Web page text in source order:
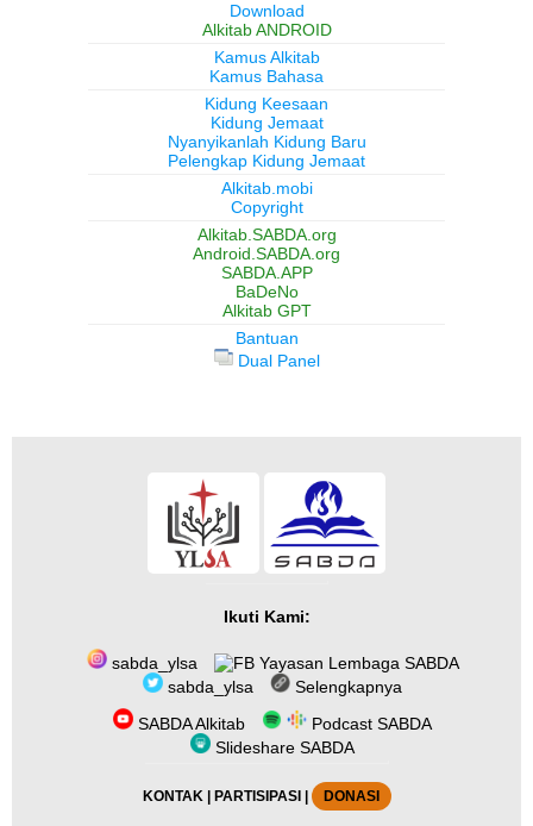
Download
Alkitab ANDROID
Kamus Alkitab
Kamus Bahasa
Kidung Keesaan
Kidung Jemaat
Nyanyikanlah Kidung Baru
Pelengkap Kidung Jemaat
Alkitab.mobi
Copyright
Alkitab.SABDA.org
Android.SABDA.org
SABDA.APP
BaDeNo
Alkitab GPT
Bantuan
Dual Panel
Ikuti Kami:
sabda_ylsa
Yayasan Lembaga SABDA
sabda_ylsa
Selengkapnya
SABDA Alkitab
Podcast SABDA
Slideshare SABDA
KONTAK | PARTISIPASI| DONASI